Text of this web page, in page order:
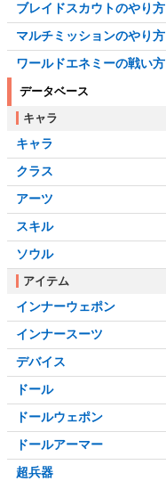
ブレイドスカウトのやり方
マルチミッションのやり方
ワールドエネミーの戦い方
データベース
キャラ
キャラ
クラス
アーツ
スキル
ソウル
アイテム
インナーウェポン
インナースーツ
デバイス
ドール
ドールウェポン
ドールアーマー
超兵器